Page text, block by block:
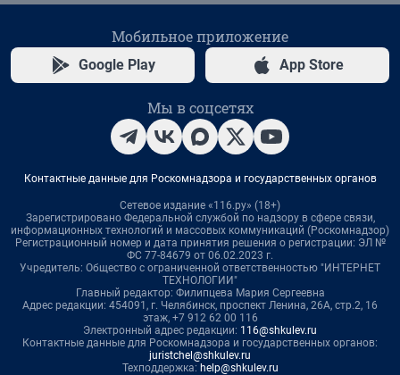
Мобильное приложение
Google Play App Store
Мы в соцсетях
Контактные данные для Роскомнадзора и государственных органов
Сетевое издание «116.ру» (18+)
Зарегистрировано Федеральной службой по надзору в сфере связи,
информационных технологий и массовых коммуникаций (Роскомнадзор)
Регистрационный номер и дата принятия решения о регистрации: ЭЛ №
ФС 77-84679 от 06.02.2023 г.
Учредитель: Общество с ограниченной ответственностью "ИНТЕРНЕТ
ТЕХНОЛОГИИ"
Главный редактор: Филипцева Мария Сергеевна
Адрес редакции: 454091, г. Челябинск, проспект Ленина, 26А, стр.2, 16
этаж, +7 912 62 00 116
Электронный адрес редакции: 116@shkulev.ru
Контактные данные для Роскомнадзора и государственных органов:
juristchel@shkulev.ru
Техподдержка: help@shkulev.ru